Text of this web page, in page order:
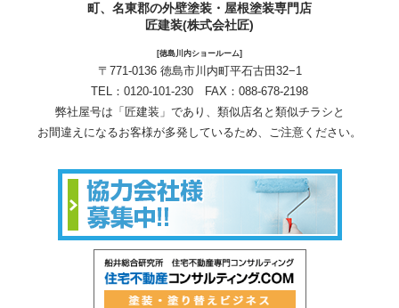
町、名東郡の外壁塗装・屋根塗装専門店
匠建装(株式会社匠)
[徳島川内ショールーム]
〒771-0136 徳島市川内町平石古田32−1
TEL： 0120-101-230 FAX：088-678-2198
弊社屋号は「匠建装」であり、類似店名と類似チラシと
お間違えになるお客様が多発しているため、ご注意ください。